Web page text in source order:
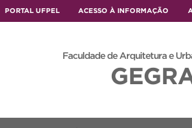
PORTAL UFPEL ACESSO À INFORMAÇÃO
Faculdade de Arquitetura e